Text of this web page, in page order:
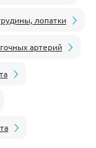
лопатки
артерий